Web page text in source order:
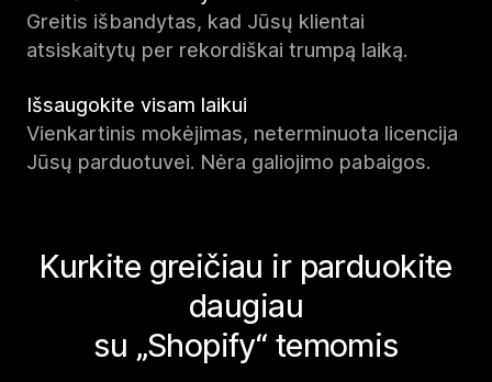
Greitis išbandytas, kad Jūsų klientai
atsiskaitytų per rekordiškai trumpą laiką.
Išsaugokite visam laikui
Vienkartinis mokėjimas, neterminuota licencija
Jūsų parduotuvei. Nėra galiojimo pabaigos.
Kurkite greičiau ir parduokite
daugiau
su „Shopify“ temomis